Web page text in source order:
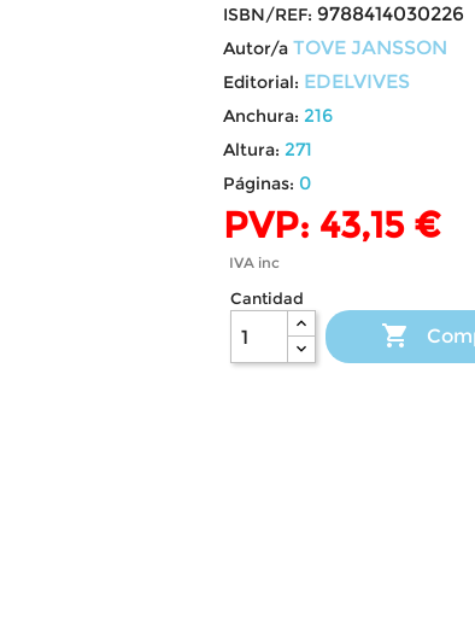
ISBN/REF: 9788414030226
Autor/a TOVE JANSSON
Editorial: EDELVIVES
Anchura: 216
Altura: 271
Páginas: 0
PVP: 43,15 €
IVA inc
Cantidad
